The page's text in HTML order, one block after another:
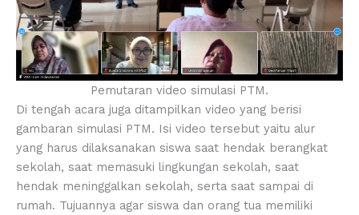
Pemutaran video simulasi PTM.
Di tengah acara juga ditampilkan video yang berisi
gambaran simulasi PTM. Isi video tersebut yaitu alur
yang harus dilaksanakan siswa saat hendak berangkat
sekolah, saat memasuki lingkungan sekolah, saat
hendak meninggalkan sekolah, serta saat sampai di
rumah. Tujuannya agar siswa dan orang tua memiliki